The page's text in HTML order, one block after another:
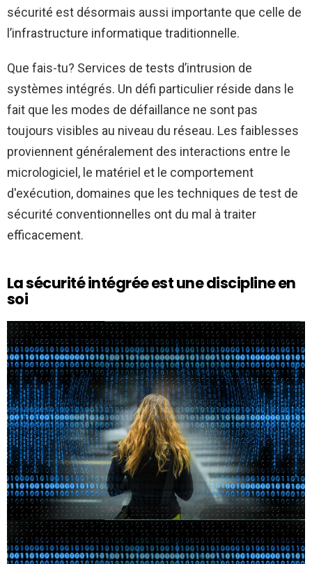
sécurité est désormais aussi importante que celle de
l’infrastructure informatique traditionnelle.
Que fais-tu? Services de tests d’intrusion de
systèmes intégrés. Un défi particulier réside dans le
fait que les modes de défaillance ne sont pas
toujours visibles au niveau du réseau. Les faiblesses
proviennent généralement des interactions entre le
micrologiciel, le matériel et le comportement
d'exécution, domaines que les techniques de test de
sécurité conventionnelles ont du mal à traiter
efficacement.
La sécurité intégrée est une discipline en
soi